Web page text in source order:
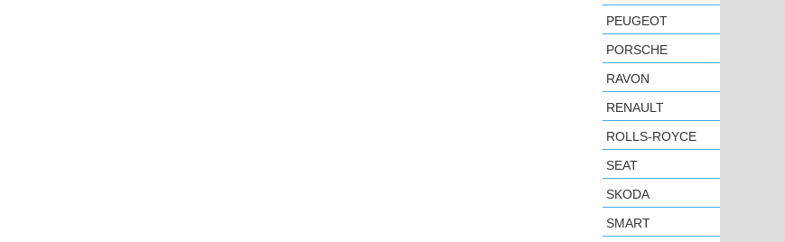
PEUGEOT
PORSCHE
RAVON
RENAULT
ROLLS-ROYCE
SEAT
SKODA
SMART